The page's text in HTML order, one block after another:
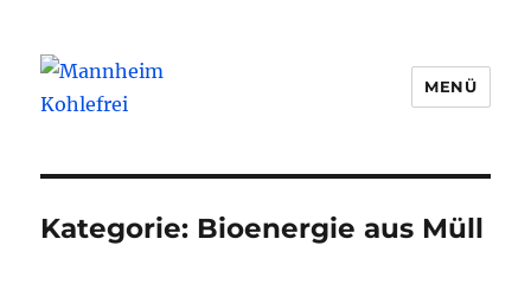
MENÜ
Kategorie: Bioenergie aus Müll